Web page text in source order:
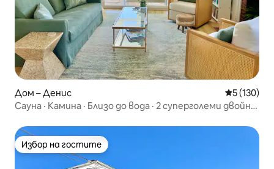
Дом – Денис Средна
5 (130)
Сауна · Камина · Близо до вода · 2 суперголеми двойни
Избор на гостите
Избор на гостите